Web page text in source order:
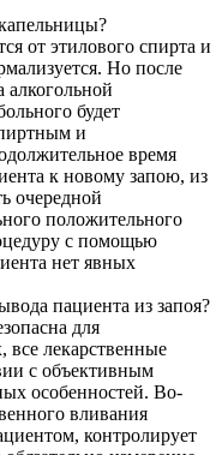
от этилового спирта и
Но после
алкогольной
будет
и
время
к новому запою, из
очередной
положительного
с помощью
нет явных
пациента из запоя?
для
все лекарственные
с объективным
особенностей. Во-
вливания
контролирует